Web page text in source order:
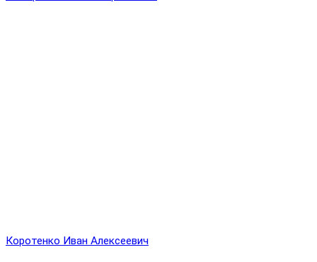
Коротенко Иван Алексеевич